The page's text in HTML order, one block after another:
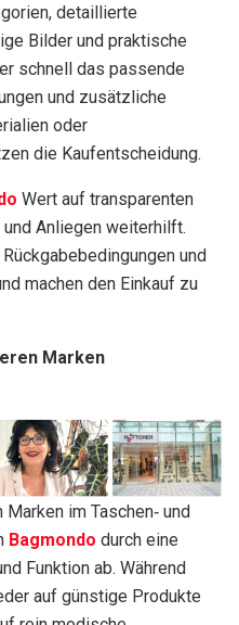
detaillierte
Bilder und praktische
schnell das passende
und zusätzliche
oder
die Kaufentscheidung.
Wert auf transparenten
Anliegen weiterhilft.
und
machen den Einkauf zu
Marken
im Taschen‑ und
Bagmondo durch eine
Funktion ab. Während
auf günstige Produkte